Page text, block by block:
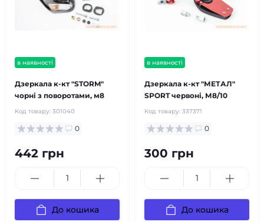
в наявності
Дзеркала к-кт "STORM"
чорні з поворотами, м8
Код товару: 301040
0
442 грн
До кошика
в наявності
Дзеркала к-кт "МЕТАЛ"
SPORT червоні, М8/10
Код товару: 337371
0
300 грн
До кошика